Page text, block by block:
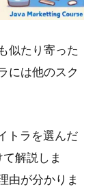
似たり寄った
には他のスク
トラを選んだ
解説しま
由が分かりま